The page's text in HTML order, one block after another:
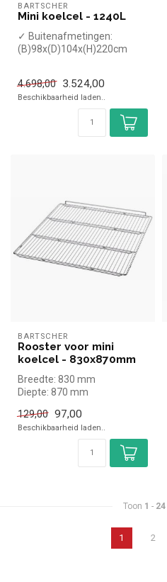
BARTSCHER
Mini koelcel - 1240L
✓ Buitenafmetingen:
(B)98x(D)104x(H)220cm
4.698,00
3.524,00
Beschikbaarheid laden..
BARTSCHER
Rooster voor mini
koelcel - 830x870mm
Breedte: 830 mm
Diepte: 870 mm
129,00 97,00
Beschikbaarheid laden..
Toon 1 - 24
1 2